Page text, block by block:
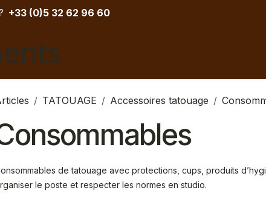
? ​ +33 (0)5 32 62 96 60
TATOUAGE Accessoires tatouage
de tatouage avec protections, cups, produits
le poste et respecter les normes en studio.